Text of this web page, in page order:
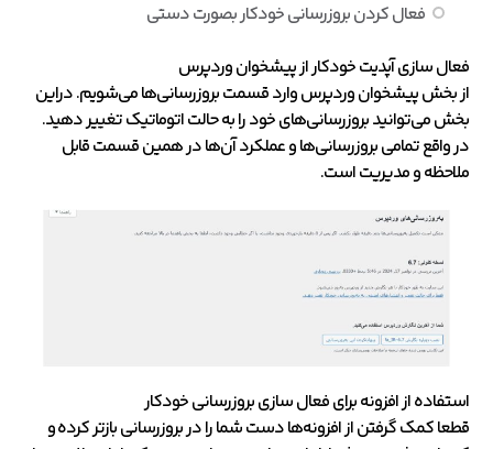
فعال کردن بروزرسانی خودکار بصورت دستی
فعال سازی آپدیت خودکار از پیشخوان وردپرس
از بخش پیشخوان وردپرس وارد قسمت بروزرسانی‌ها می‌شویم. دراین
بخش می‌توانید بروزرسانی‌های خود را به حالت اتوماتیک تغییر دهید.
در واقع تمامی بروزرسانی‌ها و عملکرد آن‌ها در همین قسمت قابل
ملاحظه و مدیریت است.
استفاده از افزونه برای فعال سازی بروزرسانی خودکار
قطعا کمک گرفتن از افزونه‌ها دست شما را در بروزرسانی بازتر کرده و